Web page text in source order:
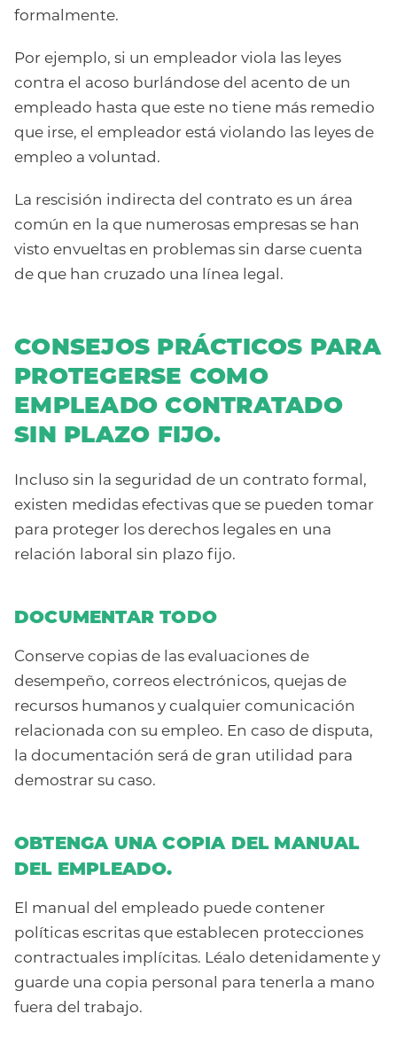
formalmente.
Por ejemplo, si un empleador viola las leyes
contra el acoso burlándose del acento de un
empleado hasta que este no tiene más remedio
que irse, el empleador está violando las leyes de
empleo a voluntad.
La rescisión indirecta del contrato es un área
común en la que numerosas empresas se han
visto envueltas en problemas sin darse cuenta
de que han cruzado una línea legal.
CONSEJOS PRÁCTICOS PARA
PROTEGERSE COMO
EMPLEADO CONTRATADO
SIN PLAZO FIJO.
Incluso sin la seguridad de un contrato formal,
existen medidas efectivas que se pueden tomar
para proteger los derechos legales en una
relación laboral sin plazo fijo.
DOCUMENTAR TODO
Conserve copias de las evaluaciones de
desempeño, correos electrónicos, quejas de
recursos humanos y cualquier comunicación
relacionada con su empleo. En caso de disputa,
la documentación será de gran utilidad para
demostrar su caso.
OBTENGA UNA COPIA DEL MANUAL
DEL EMPLEADO.
El manual del empleado puede contener
políticas escritas que establecen protecciones
contractuales implícitas. Léalo detenidamente y
guarde una copia personal para tenerla a mano
fuera del trabajo.